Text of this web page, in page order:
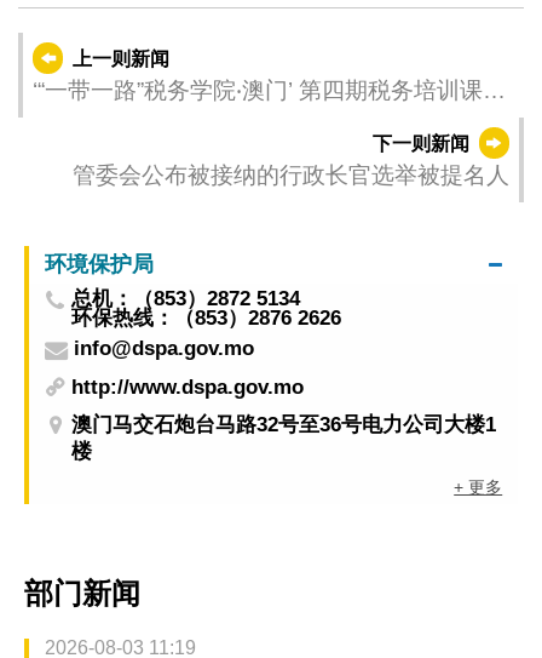
上一则新闻
‘“一带一路”税务学院‧澳门’ 第四期税务培训课程
下一则新闻
管委会公布被接纳的行政长官选举被提名人
环境保护局
总机：（853）2872 5134
环保热线：（853）2876 2626
info@dspa.gov.mo
http://www.dspa.gov.mo
澳门马交石炮台马路32号至36号电力公司大楼1
楼
+ 更多
部门新闻
2026-08-03 11:19